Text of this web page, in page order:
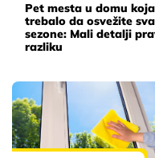
Pet mesta u domu
trebalo da osvežite
sezone: Mali detalji
razliku